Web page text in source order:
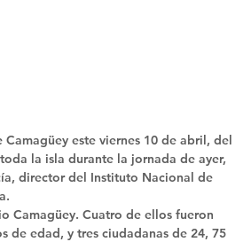
este viernes 10 de abril, del
la isla durante la jornada de ayer,
director del Instituto Nacional de
Camagüey. Cuatro de ellos fueron
de edad, y tres ciudadanas de 24, 75